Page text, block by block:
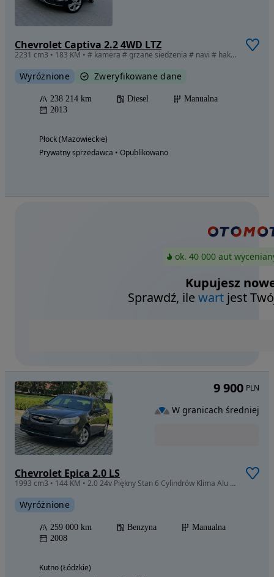
Chevrolet Captiva 2.2 4WD LTZ
2231 cm3 • 183 KM • # kamera # grzane siedzenia # navi # hak #
Wyróżnione Zweryfikowane dane
238 214 km Diesel
Manualna
2013
Płock (Mazowieckie)
Prywatny sprzedawca • Opublikowano
ok. 40 000 aut
Kupujesz
Sprawdź, ilewart jest
Chevrolet Epica 2.0 LS
1993 cm3 • 144 KM • 2.0 24v Piękny Stan 6 Cylindrów Klima Alu Skóra Opłacony Warto
Wyróżnione
259 000 km Benzyna
Manualna
2008
Kutno (Łódzkie)
9 900 PLN
W granicach średniej